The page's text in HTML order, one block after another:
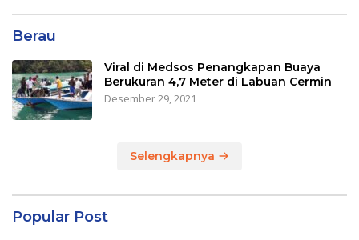
Berau
Viral di Medsos Penangkapan Buaya
Berukuran 4,7 Meter di Labuan Cermin
Desember 29, 2021
Selengkapnya
Popular Post